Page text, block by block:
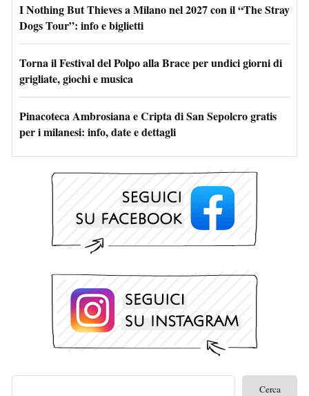
I Nothing But Thieves a Milano nel 2027 con il “The Stray
Dogs Tour”: info e biglietti
Torna il Festival del Polpo alla Brace per undici giorni di
grigliate, giochi e musica
Pinacoteca Ambrosiana e Cripta di San Sepolcro gratis
per i milanesi: info, date e dettagli